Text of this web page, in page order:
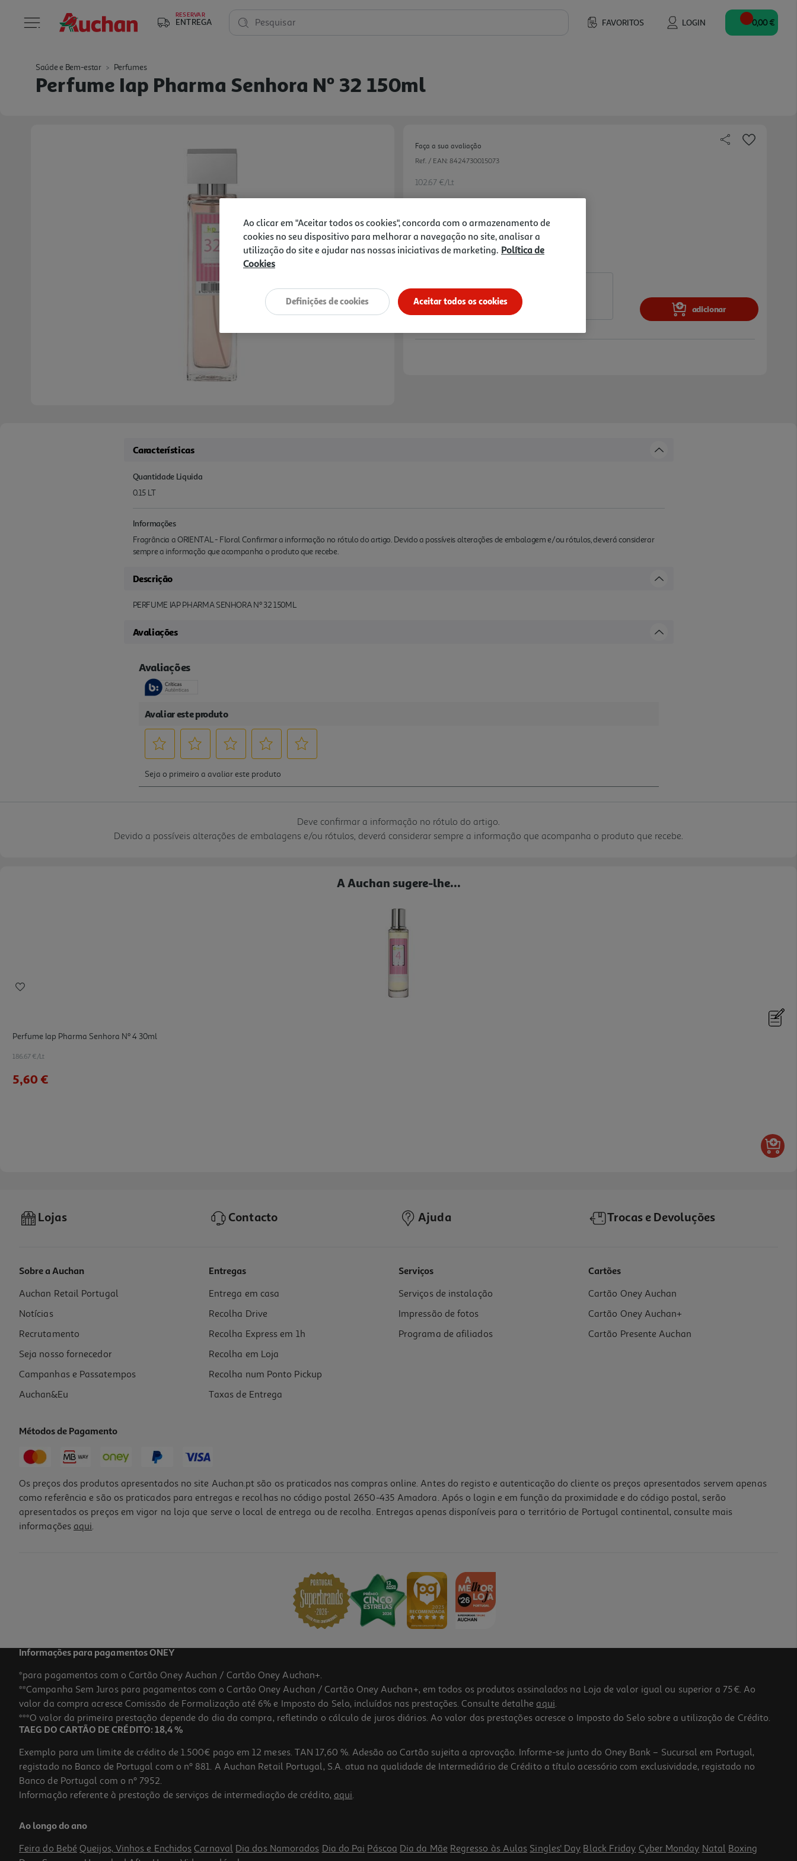
RESERVAR
ENTREGA FAVORITOS LOGIN
Pesquisar 0,00 €
Saúde e Bem-estar Perfumes
Perfume Iap Pharma Senhora Nº 32 150ml
Faça a sua avaliação
Ref. / EAN: 8424730015073
102.67 €/Lt
15,40 €
adicionar
Características
Quantidade Liquida
0.15 LT
Informações
Fragrância a ORIENTAL - Floral Confirmar a informação no rótulo do artigo. Devido a possíveis alterações de embalagem e/ou rótulos, deverá considerar
sempre a informação que acompanha o produto que recebe.
Descrição
PERFUME IAP PHARMA SENHORA Nº 32 150ML
Avaliações
Deve confirmar a informação no rótulo do artigo.
Devido a possíveis alterações de embalagens e/ou rótulos, deverá considerar sempre a informação que acompanha o produto que recebe.
A Auchan sugere-lhe...
Perfume Iap Pharma Senhora Nº 4 30ml
186.67 €/Lt
5,60 €
Água Perfumada Iap Pharma Floral Cherry Blossom 150ml
12.95 €/un
12,95 €
17.95 €/un
17,95 €
Lojas Contacto Ajuda Trocas e Devoluções
Sobre a Auchan
Auchan Retail Portugal
Notícias
Recrutamento
Seja nosso fornecedor
Campanhas e Passatempos
Auchan&Eu
Entregas
Entrega em casa
Recolha Drive
Recolha Express em 1h
Recolha em Loja
Recolha num Ponto Pickup
Taxas de Entrega
Serviços
Serviços de instalação
Impressão de fotos
Programa de afiliados
Cartões
Cartão Oney Auchan
Cartão Oney Auchan+
Cartão Presente Auchan
Métodos de Pagamento
Os preços dos produtos apresentados no site Auchan.pt são os praticados nas compras online. Antes do registo e autenticação do cliente os preços apresentados servem apenas
como referência e são os praticados para entregas e recolhas no código postal 2650-435 Amadora. Após o login e em função da proximidade e do código postal, serão
apresentados os preços em vigor na loja que serve o local de entrega ou de recolha. Entregas apenas disponíveis para o território de Portugal continental, consulte mais
informações aqui.
Informações para pagamentos ONEY
*para pagamentos com o Cartão Oney Auchan / Cartão Oney Auchan+.
**Campanha Sem Juros para pagamentos com o Cartão Oney Auchan / Cartão Oney Auchan+, em todos os produtos assinalados na Loja de valor igual ou superior a 75€. Ao
valor da compra acresce Comissão de Formalização até 6% e Imposto do Selo, incluídos nas prestações. Consulte detalhe aqui.
***O valor da primeira prestação depende do dia da compra, refletindo o cálculo de juros diários. Ao valor das prestações acresce o Imposto do Selo sobre a utilização de Crédito.
TAEG DO CARTÃO DE CRÉDITO: 18,4 %
Exemplo para um limite de crédito de 1.500€ pago em 12 meses. TAN 17,60 %. Adesão ao Cartão sujeita a aprovação. Informe-se junto do Oney Bank – Sucursal em Portugal,
registado no Banco de Portugal com o nº 881. A Auchan Retail Portugal, S.A. atua na qualidade de Intermediário de Crédito a título acessório com exclusividade, registado no
Banco de Portugal com o nº 7952.
Informação referente à prestação de serviços de intermediação de crédito, aqui.
Ao longo do ano
Feira do Bebé Queijos, Vinhos e Enchidos Carnaval Dia dos Namorados Dia do Pai Páscoa Dia da Mãe Regresso às Aulas Singles' Day Black Friday Cyber Monday Natal Boxing
Ao clicar em "Aceitar todos os cookies", concorda com o armazenamento de
cookies no seu dispositivo para melhorar a navegação no site, analisar a
utilização do site e ajudar nas nossas iniciativas de marketing. Política de
Cookies
Aceitar todos os cookies
Definições de cookies